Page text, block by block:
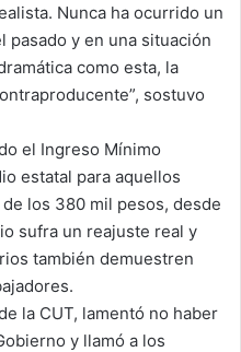
Nunca ha ocurrido un
pasado y en una situación
como esta, la
sostuvo
el Ingreso Mínimo
estatal para aquellos
los 380 mil pesos, desde
sufra un reajuste real y
también demuestren
la CUT, lamentó no haber
y llamó a los